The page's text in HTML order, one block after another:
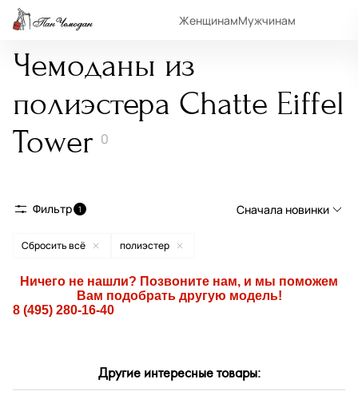
ЖенщинамМужчинам
Чемоданы из
полиэстера Chatte Eiffel
Tower 0
Фильтр 1 Сначала новинки
Сначала популярные
По возрастанию цены
По скорости доставки
Сбросить всё полиэстер
Ничего не нашли? Позвоните нам, и мы поможем
Вам подобрать другую модель!
8 (495) 280-16-40
Другие интересные товары: